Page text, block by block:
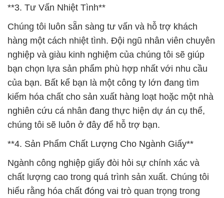
**3. Tư Vấn Nhiệt Tình**
Chúng tôi luôn sẵn sàng tư vấn và hỗ trợ khách
hàng một cách nhiệt tình. Đội ngũ nhân viên chuyên
nghiệp và giàu kinh nghiệm của chúng tôi sẽ giúp
bạn chọn lựa sản phẩm phù hợp nhất với nhu cầu
của bạn. Bất kể bạn là một công ty lớn đang tìm
kiếm hóa chất cho sản xuất hàng loạt hoặc một nhà
nghiên cứu cá nhân đang thực hiện dự án cụ thể,
chúng tôi sẽ luôn ở đây để hỗ trợ bạn.
**4. Sản Phẩm Chất Lượng Cho Ngành Giấy**
Ngành công nghiệp giấy đòi hỏi sự chính xác và
chất lượng cao trong quá trình sản xuất. Chúng tôi
hiểu rằng hóa chất đóng vai trò quan trọng trong